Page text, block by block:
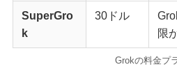
SuperGro
k
30ドル
限
Grokの料金プ